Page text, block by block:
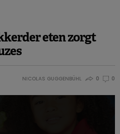
eten zorgt
NICOLAS GUGGENBÜHL 0 0